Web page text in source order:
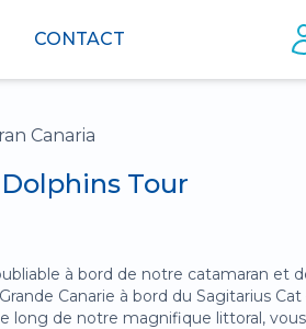
CONTACT
Canaria
Tour
à bord de notre catamaran et
Canarie à bord du Sagitarius Cat
long de notre magnifique littoral,